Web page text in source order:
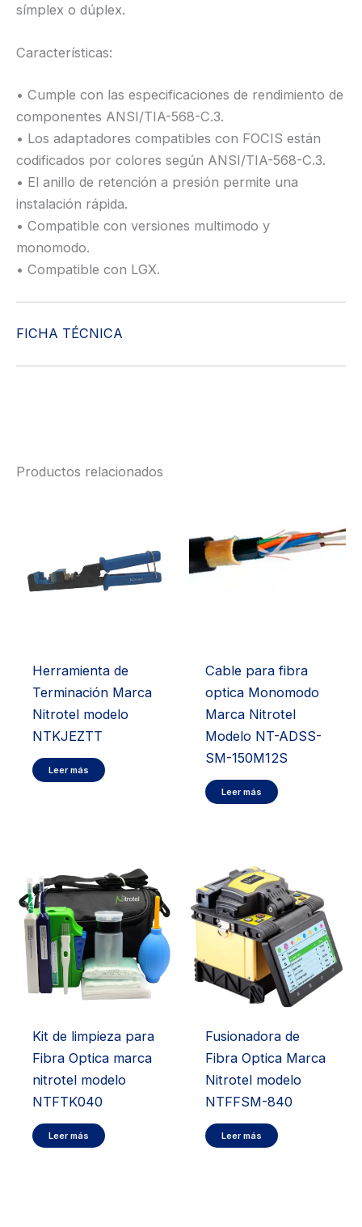
símplex o dúplex.
Características:
• Cumple con las especificaciones de rendimiento de
componentes ANSI/TIA-568-C.3.
• Los adaptadores compatibles con FOCIS están
codificados por colores según ANSI/TIA-568-C.3.
• El anillo de retención a presión permite una
instalación rápida.
• Compatible con versiones multimodo y
monomodo.
• Compatible con LGX.
FICHA TÉCNICA
Productos relacionados
Herramienta de
Terminación Marca
Nitrotel modelo
NTKJEZTT
Leer más
Cable para fibra
optica Monomodo
Marca Nitrotel
Modelo NT-ADSS-
SM-150M12S
Leer más
Kit de limpieza para
Fibra Optica marca
nitrotel modelo
NTFTK040
Leer más
Fusionadora de
Fibra Optica Marca
Nitrotel modelo
NTFFSM-840
Leer más